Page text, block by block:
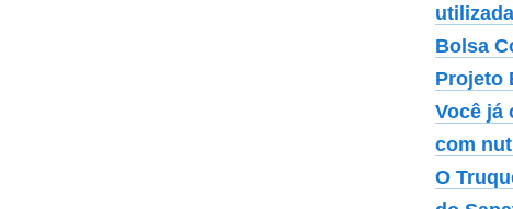
utilizada
Bolsa
Projeto
Você já
com
O